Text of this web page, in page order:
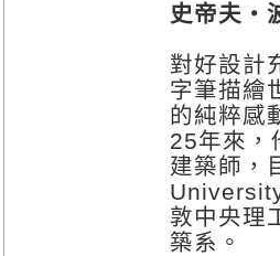
史帝夫‧
對好設計
字筆描繪
的純粹感
25年來，
建築師，
敦中央理
築系。